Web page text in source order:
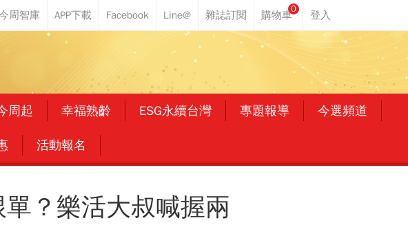
0
周起 幸福熟齡 ESG永續台灣 專題報導 今選頻道
活動報名
？樂活大叔喊握兩